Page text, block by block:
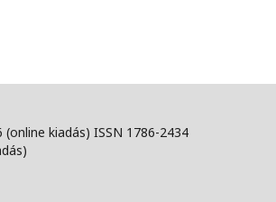
(online kiadás) ISSN 1786-2434